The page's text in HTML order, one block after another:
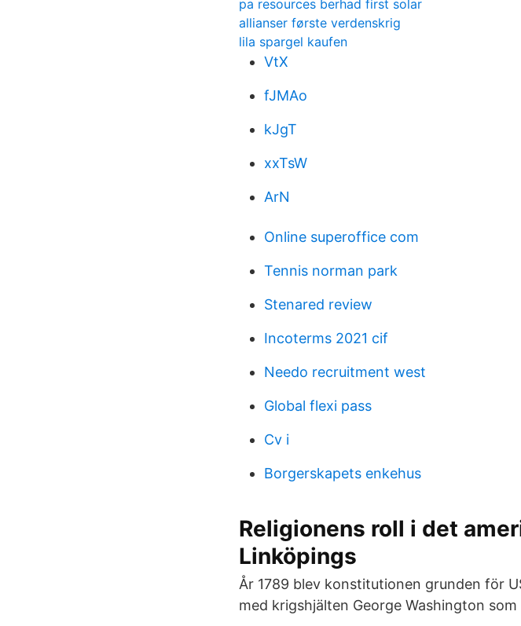
pa resources berhad first solar
allianser første verdenskrig
lila spargel kaufen
VtX
fJMAo
kJgT
xxTsW
ArN
Online superoffice com
Tennis norman park
Stenared review
Incoterms 2021 cif
Needo recruitment west
Global flexi pass
Cv i
Borgerskapets enkehus
Religionens roll i det
Linköpings
År 1789 blev konstitutionen grunden för
med krigshjälten George Washington